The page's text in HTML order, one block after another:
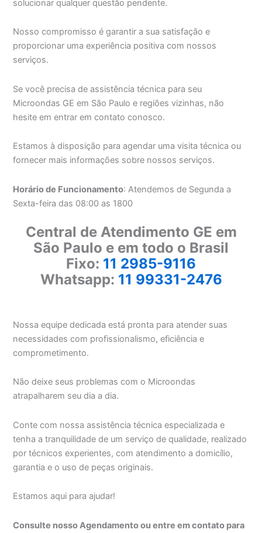
solucionar qualquer questão pendente.
Nosso compromisso é garantir a sua satisfação e
proporcionar uma experiência positiva com nossos
serviços.
Se você precisa de assistência técnica para seu
Microondas GE em São Paulo e regiões vizinhas, não
hesite em entrar em contato conosco.
Estamos à disposição para agendar uma visita técnica ou
fornecer mais informações sobre nossos serviços.
Horário de Funcionamento: Atendemos de Segunda a
Sexta-feira das 08:00 as 1800
Central de Atendimento GE em
São Paulo e em todo o Brasil
Fixo: 11 2985-9116
Whatsapp: 11 99331-2476
Nossa equipe dedicada está pronta para atender suas
necessidades com profissionalismo, eficiência e
comprometimento.
Não deixe seus problemas com o Microondas
atrapalharem seu dia a dia.
Conte com nossa assistência técnica especializada e
tenha a tranquilidade de um serviço de qualidade, realizado
por técnicos experientes, com atendimento a domicílio,
garantia e o uso de peças originais.
Estamos aqui para ajudar!
Consulte nosso Agendamento ou entre em contato para